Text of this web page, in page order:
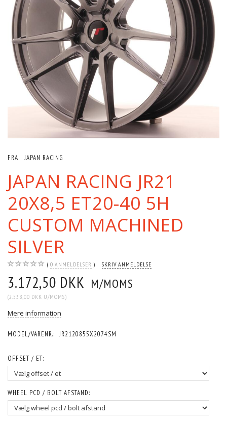
FRA: JAPAN RACING
JAPAN RACING JR21
20X8,5 ET20-40 5H
CUSTOM MACHINED
SILVER
0 ANMELDELSER SKRIV ANMELDELSE
3.172,50 DKK M/MOMS
(2.538,00 DKK U/MOMS)
Mere information
MODEL/VARENR.: JR2120855X2074SM
OFFSET / ET:
WHEEL PCD / BOLT AFSTAND: